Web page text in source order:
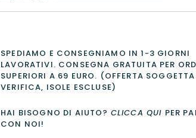
SPEDIAMO E CONSEGNIAMO IN 1-3 GIORNI
LAVORATIVI. CONSEGNA GRATUITA PER
SUPERIORI A 69 EURO. (OFFERTA
VERIFICA, ISOLE ESCLUSE)
HAI BISOGNO DI AIUTO? CLICCA QUI PER
CON NOI!